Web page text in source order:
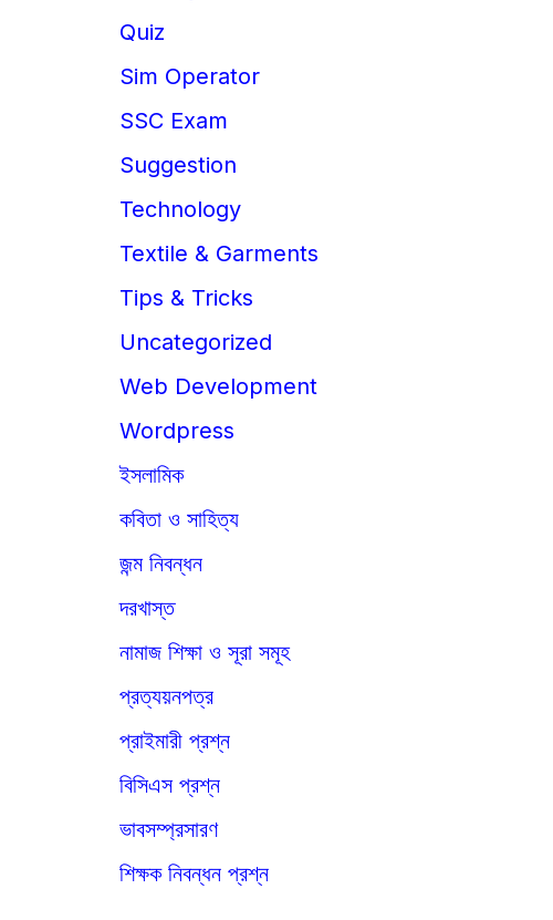
Quiz
Sim Operator
SSC Exam
Suggestion
Technology
Textile & Garments
Tips & Tricks
Uncategorized
Web Development
Wordpress
ইসলামিক
কবিতা ও সাহিত্য
জন্ম নিবন্ধন
দরখাস্ত
নামাজ শিক্ষা ও সূরা সমূহ
প্রত্যয়নপত্র
প্রাইমারী প্রশ্ন
বিসিএস প্রশ্ন
ভাবসম্প্রসারণ
শিক্ষক নিবন্ধন প্রশ্ন